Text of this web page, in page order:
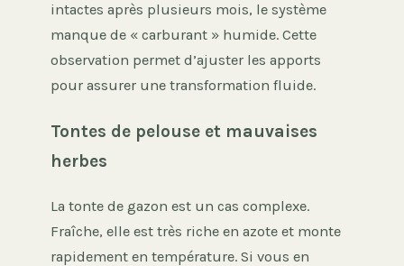
intactes après plusieurs mois, le système
manque de « carburant » humide. Cette
observation permet d’ajuster les apports
pour assurer une transformation fluide.
Tontes de pelouse et mauvaises
herbes
La tonte de gazon est un cas complexe.
Fraîche, elle est très riche en azote et monte
rapidement en température. Si vous en